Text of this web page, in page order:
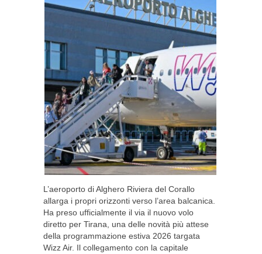
L’aeroporto di Alghero Riviera del Corallo
allarga i propri orizzonti verso l’area balcanica.
Ha preso ufficialmente il via il nuovo volo
diretto per Tirana, una delle novità più attese
della programmazione estiva 2026 targata
Wizz Air. Il collegamento con la capitale